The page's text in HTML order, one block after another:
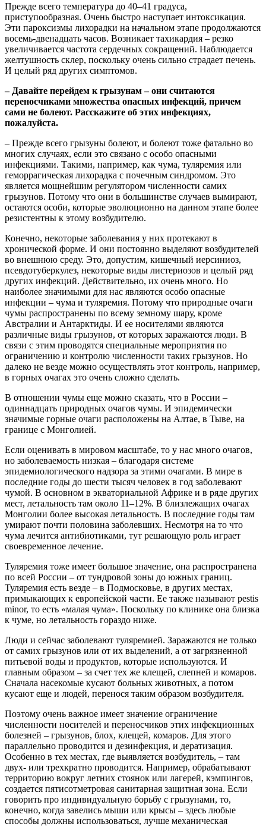
Прежде всего температура до 40–41 градуса,
приступообразная. Очень быстро наступает интоксикация.
Эти пароксизмы лихорадки на начальном этапе продолжаются
восемь-двенадцать часов. Возникает тахикардия – резко
увеличивается частота сердечных сокращений. Наблюдается
желтушность склер, поскольку очень сильно страдает печень.
И целый ряд других симптомов.
– Давайте перейдем к грызунам – они считаются
переносчиками множества опасных инфекций, причем
сами не болеют. Расскажите об этих инфекциях,
пожалуйста.
– Прежде всего грызуны болеют, и болеют тоже фатально во
многих случаях, если это связано с особо опасными
инфекциями. Такими, например, как чума, туляремия или
геморрагическая лихорадка с почечным синдромом. Это
является мощнейшим регулятором численности самих
грызунов. Потому что они в большинстве случаев вымирают,
остаются особи, которые эволюционно на данном этапе более
резистентны к этому возбудителю.
Конечно, некоторые заболевания у них протекают в
хронической форме. И они постоянно выделяют возбудителей
во внешнюю среду. Это, допустим, кишечный иерсиниоз,
псевдотуберкулез, некоторые виды листериозов и целый ряд
других инфекций. Действительно, их очень много. Но
наиболее значимыми для нас являются особо опасные
инфекции – чума и туляремия. Потому что природные очаги
чумы распространены по всему земному шару, кроме
Австралии и Антарктиды. И ее носителями являются
различные виды грызунов, от которых заражаются люди. В
связи с этим проводятся специальные мероприятия по
ограничению и контролю численности таких грызунов. Но
далеко не везде можно осуществлять этот контроль, например,
в горных очагах это очень сложно сделать.
В отношении чумы еще можно сказать, что в России –
одиннадцать природных очагов чумы. И эпидемически
значимые горные очаги расположены на Алтае, в Тыве, на
границе с Монголией.
Если оценивать в мировом масштабе, то у нас много очагов,
но заболеваемость низкая – благодаря системе
эпидемиологического надзора за этими очагами. В мире в
последние годы до шести тысяч человек в год заболевают
чумой. В основном в экваториальной Африке и в ряде других
мест, летальность там около 11–12%. В близлежащих очагах
Монголии более высокая летальность. В последние годы там
умирают почти половина заболевших. Несмотря на то что
чума лечится антибиотиками, тут решающую роль играет
своевременное лечение.
Туляремия тоже имеет большое значение, она распространена
по всей России – от тундровой зоны до южных границ.
Туляремия есть везде – в Подмосковье, в других местах,
примыкающих к европейской части. Ее также называют pestis
minor, то есть «малая чума». Поскольку по клинике она близка
к чуме, но летальность гораздо ниже.
Люди и сейчас заболевают туляремией. Заражаются не только
от самих грызунов или от их выделений, а от загрязненной
питьевой воды и продуктов, которые используются. И
главным образом – за счет тех же клещей, слепней и комаров.
Сначала насекомые кусают больных животных, а потом
кусают еще и людей, перенося таким образом возбудителя.
Поэтому очень важное имеет значение ограничение
численности носителей и переносчиков этих инфекционных
болезней – грызунов, блох, клещей, комаров. Для этого
параллельно проводится и дезинфекция, и дератизация.
Особенно в тех местах, где выявляется возбудитель, – там
двух- или трехкратно проводится. Например, обрабатывают
территорию вокруг летних стоянок или лагерей, кэмпингов,
создается пятисотметровая санитарная защитная зона. Если
говорить про индивидуальную борьбу с грызунами, то,
конечно, когда завелись мыши или крысы – здесь любые
способы должны использоваться, лучше механическая